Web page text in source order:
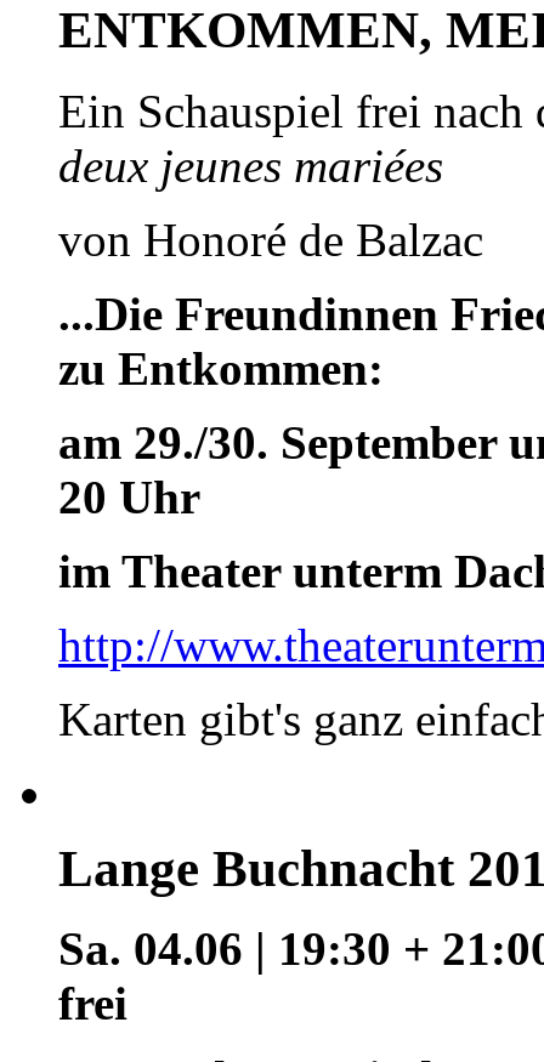
ENTKOMMEN,
Ein Schauspiel frei
deux jeunes mariées
von Honoré de Balzac
...Die Freundinnen
zu Entkommen:
am 29./30. September
20 Uhr
im Theater unterm
http://
Karten gibt's ganz
Lange Buchnacht
Sa. 04.06 | 19:30 +
frei